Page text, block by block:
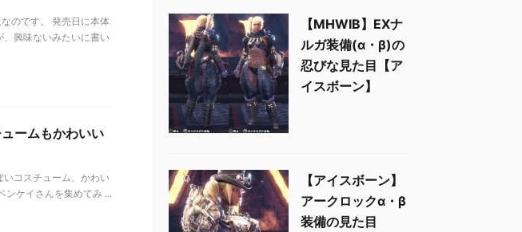
のです。 発売日に本体
、興味ないみたいに書い
ームもかわいい
コスチューム、かわい
ンケイさんを集めてみ ...
【MHWIB】EXナ
ルガ装備(α・β)の
忍びな見た目【ア
イスボーン】
【アイスボーン】
アークロックα・β
装備の見た目